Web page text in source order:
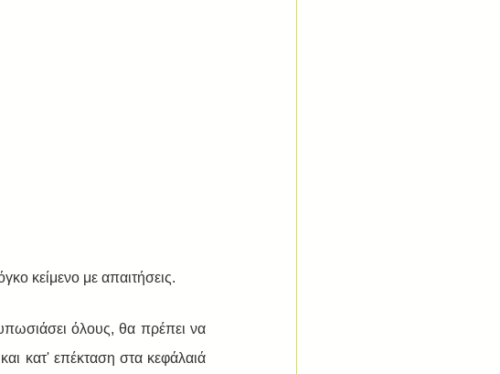
κείμενο με απαιτήσεις.
όλους, θα πρέπει να
κατ' επέκταση στα κεφάλαιά